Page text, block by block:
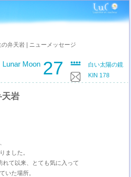
弁天岩 | ニューメッセージ
Lunar Moon 27
白い太陽の鏡
KIN 178
天岩
ました。
れて以来、とても気に入って
いた場所。